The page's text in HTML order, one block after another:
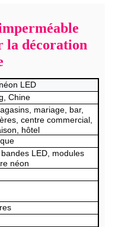
la décoration
LED
Chine
mariage, bar,
centre commercial,
hôtel
LED, modules
néon